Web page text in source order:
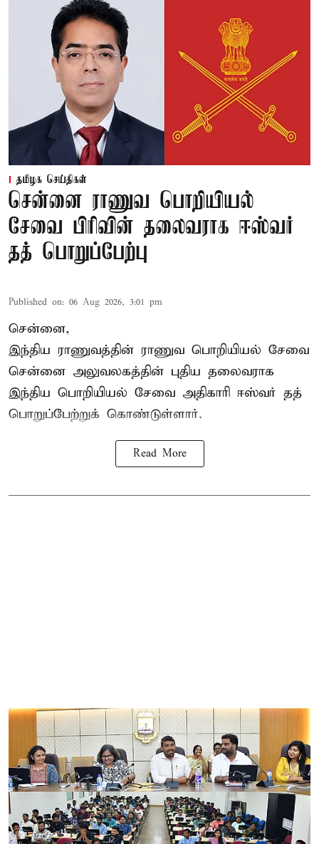
தமிழக செய்திகள்
சென்னை ராணுவ பொறியியல்
சேவை பிரிவின் தலைவராக ஈஸ்வர்
தத் பொறுப்பேற்பு
Published on: 06 Aug 2026, 3:01 pm
சென்னை,
இந்திய ராணுவத்தின் ராணுவ பொறியியல் சேவை
சென்னை அலுவலகத்தின் புதிய தலைவராக
இந்திய பொறியியல் சேவை அதிகாரி ஈஸ்வர் தத்
பொறுப்பேற்றுக் கொண்டுள்ளார்.
Read More